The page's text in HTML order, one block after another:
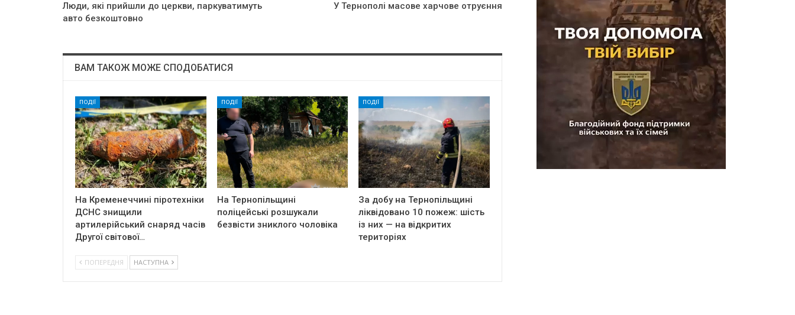
Люди, які прийшли до церкви, паркуватимуть
авто безкоштовно
У Тернополі масове харчове отруєння
ВАМ ТАКОЖ МОЖЕ СПОДОБАТИСЯ
ПОДІЇ
На Кременеччині піротехніки
ДСНС знищили
артилерійський снаряд часів
Другої світової…
ПОДІЇ
На Тернопільщині
поліцейські розшукали
безвісти зниклого чоловіка
ПОДІЇ
За добу на Тернопільщині
ліквідовано 10 пожеж: шість
із них — на відкритих
територіях
ПОПЕРЕДНЯ НАСТУПНА